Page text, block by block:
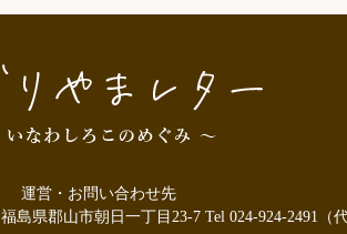
運営・お問い合わせ先
福島県郡山市朝日一丁目23-7 Tel 024-924-2491（